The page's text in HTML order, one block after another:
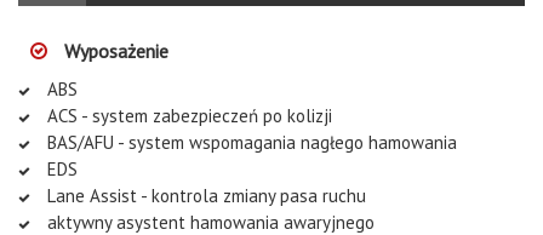
Wyposażenie
ABS
ACS - system zabezpieczeń po kolizji
BAS/AFU - system wspomagania nagłego hamowania
EDS
Lane Assist - kontrola zmiany pasa ruchu
aktywny asystent hamowania awaryjnego